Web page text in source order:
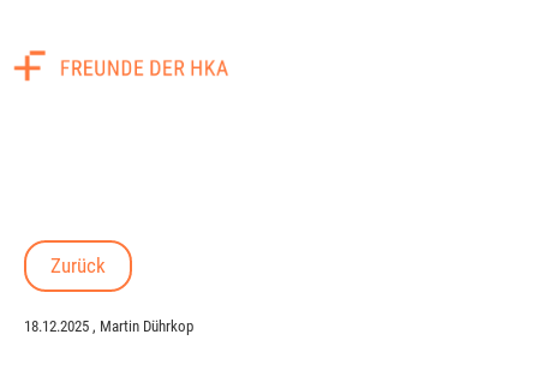
Zurück
18.12.2025 , Martin Dührkop